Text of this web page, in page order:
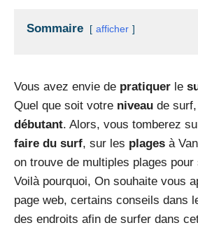
Sommaire afficher
Vous avez envie de pratiquer le
Quel que soit votre niveau de surf,
débutant. Alors, vous tomberez
faire du surf, sur les plages à
on trouve de multiples plages pour
Voilà pourquoi, On souhaite vous
page web, certains conseils dans
des endroits afin de surfer dans